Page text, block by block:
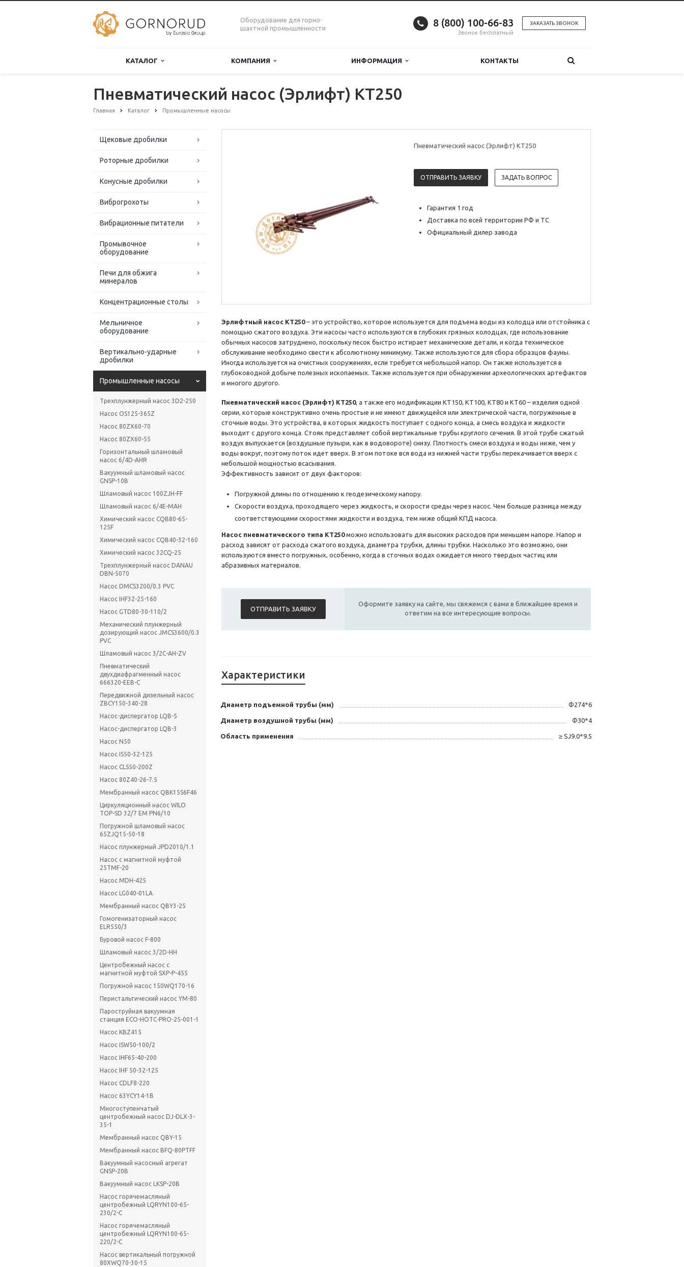
Оборудование для горно-
шахтной промышленности
ЗАКАЗАТЬ ЗВОНОК
8 (800) 100-66-83
Звонок бесплатный
КАТАЛОГ КОМПАНИЯ ИНФОРМАЦИЯ КОНТАКТЫ
Пневматический насос (Эрлифт) KT250
Главная Каталог Промышленные насосы
Щековые дробилки
Роторные дробилки
Конусные дробилки
Виброгрохоты
Вибрационные питатели
Промывочное
оборудование
Печи для обжига
минералов
Концентрационные столы
Мельничное
оборудование
Вертикально-ударные
дробилки
Промышленные насосы
Трехплунжерный насос 3D2-250
Насос OS125-365Z
Насос 80ZX60-70
Насос 80ZX60-55
Горизонтальный шламовый
насос 6/4D-AHR
Вакуумный шламовый насос
GNSP-10B
Шламовый насос 100ZJH-FF
Шламовый насос 6/4E-MAH
Химический насос CQB80-65-
125F
Химический насос CQB40-32-160
Химический насос 32CQ-25
Трехплунжерный насос DANAU
DBN-5070
Насос DMCS3200/0.3 PVC
Насос IHF32-25-160
Насос GTD80-30-110/2
Механический плунжерный
дозирующий насос JMCS3600/0.3
PVC
Шламовый насос 3/2С-АН-ZV
Пневматический
двухдиафрагменный насос
666320-EEB-C
Передвижной дизельный насос
ZBCY150-340-28
Насос-диспергатор LQB-5
Насос-диспергатор LQB-3
Насос N50
Насос IS50-32-125
Насос CLS50-200Z
Насос 80Z40-26-7.5
Мембранный насос QBK15S6F46
Циркуляционный насос WILO
TOP-SD 32/7 EM PN6/10
Погружной шламовый насос
65ZJQ15-50-18
Насос плунжерный JPD2010/1.1
Насос с магнитной муфтой
25TMF-20
Насос MDH-425
Насос LG040-01LA
Мембранный насос QBY3-25
Гомогенизаторный насос
ELR550/3
Буровой насос F-800
Шламовый насос 3/2D-HH
Центробежный насос с
магнитной муфтой SXP-P-455
Погружной насос 150WQ170-16
Перистальтический насос YM-80
Пароструйная вакуумная
станция ECO-HOTC-PRO-25-001-1
Насос KBZ415
Насос ISW50-100/2
Насос IHF65-40-200
Насос IHF 50-32-125
Насос CDLF8-220
Насос 63YCY14-1B
Многоступенчатый
центробежный насос DJ-DLX-3-
35-1
Мембранный насос QBY-15
Мембранный насос BFQ-80PTFF
Вакуумный насосный агрегат
GNSP-20B
Вакуумный насос LKSP-20B
Насос горячемасляный
центробежный LQRYN100-65-
230/2-C
Насос горячемасляный
центробежный LQRYN100-65-
220/2-C
Насос вертикальный погружной
80XWQ70-30-15
Пневматический насос (Эрлифт) KT250
ОТПРАВИТЬ ЗАЯВКУ ЗАДАТЬ ВОПРОС
Гарантия 1 год
Доставка по всей территории РФ и ТС
Официальный дилер завода
Эрлифтный насос KT250– это устройство, которое используется для подъема воды из колодца или отстойника с
помощью сжатого воздуха. Эти насосы часто используются в глубоких грязных колодцах, где использование
обычных насосов затруднено, поскольку песок быстро истирает механические детали, и когда техническое
обслуживание необходимо свести к абсолютному минимуму. Также используются для сбора образцов фауны.
Иногда используется на очистных сооружениях, если требуется небольшой напор. Он также используется в
глубоководной добыче полезных ископаемых. Также используется при обнаружении археологических артефактов
и многого другого.
Пневматический насос (Эрлифт) KT250, а также его модификации KT150, KT100, KT80 и KT60 – изделия одной
серии, которые конструктивно очень простые и не имеют движущейся или электрической части, погруженные в
сточные воды. Это устройства, в которых жидкость поступает с одного конца, а смесь воздуха и жидкости
выходит с другого конца. Стояк представляет собой вертикальные трубы круглого сечения. В этой трубе сжатый
воздух выпускается (воздушные пузыри, как в водовороте) снизу. Плотность смеси воздуха и воды ниже, чем у
воды вокруг, поэтому поток идет вверх. В этом потоке вся вода из нижней части трубы перекачивается вверх с
небольшой мощностью всасывания.
Эффективность зависит от двух факторов:
Погружной длины по отношению к геодезическому напору.
Скорости воздуха, проходящего через жидкость, и скорости среды через насос. Чем больше разница между
соответствующими скоростями жидкости и воздуха, тем ниже общий КПД насоса.
Насос пневматического типа KT250можно использовать для высоких расходов при меньшем напоре. Напор и
расход зависят от расхода сжатого воздуха, диаметра трубки, длины трубки. Насколько это возможно, они
используются вместо погружных, особенно, когда в сточных водах ожидается много твердых частиц или
абразивных материалов.
ОТПРАВИТЬ ЗАЯВКУ
Оформите заявку на сайте, мы свяжемся с вами в ближайшее время и
ответим на все интересующие вопросы.
Характеристики
Диаметр подъемной трубы (мм) Φ274*6
Диаметр воздушной трубы (мм) Φ30*4
Область применения ≥ SJ9.0*9.5